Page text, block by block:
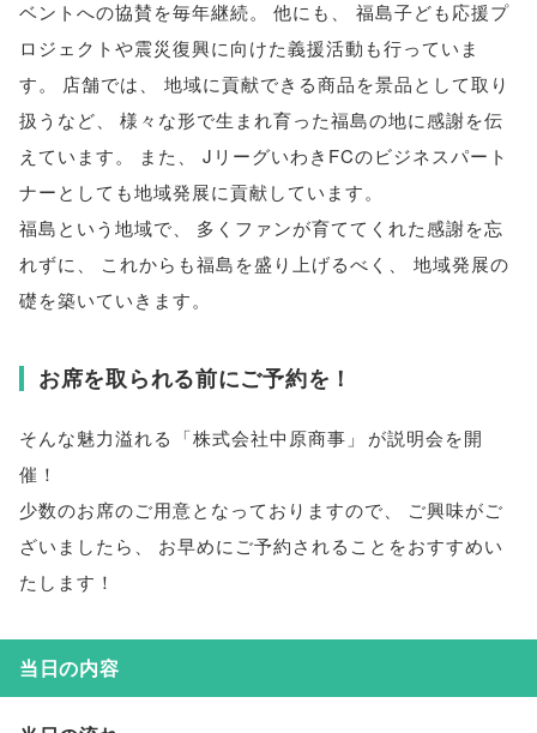
ベントへの協賛を毎年継続。 他にも
福島子ども応援プ
ロジェクトや震災復興に向けた義援活動も行っていま
す。 店舗では
地域に貢献できる商品を景品として取り
扱うなど
様々な形で生まれ育った福島の地に感謝を伝
えています。 また
JリーグいわきFCのビジネスパート
ナーとしても地域発展に貢献しています。
福島という地域で
多くファンが育ててくれた感謝を忘
れずに
これからも福島を盛り上げるべく
地域発展の
礎を築いていきます。
お席を取られる前にご予約を！
そんな魅力溢れる 「株式会社中原商事 」
が説明会を開
催！
少数のお席のご用意となっておりますので、
ご興味がご
ざいましたら 、
お早めにご予約されることをおすすめい
たします！
当日の内容